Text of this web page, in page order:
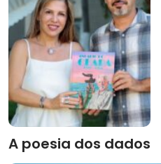
A poesia dos dados